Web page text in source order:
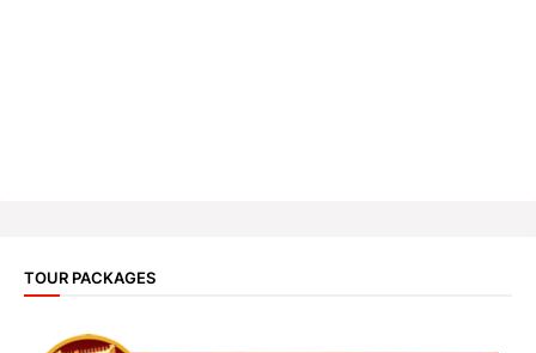
TOUR PACKAGES